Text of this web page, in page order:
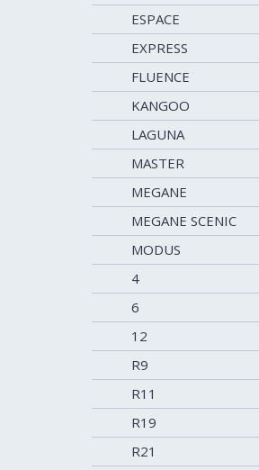
ESPACE
EXPRESS
FLUENCE
KANGOO
LAGUNA
MASTER
MEGANE
MEGANE SCENIC
MODUS
4
6
12
R9
R11
R19
R21